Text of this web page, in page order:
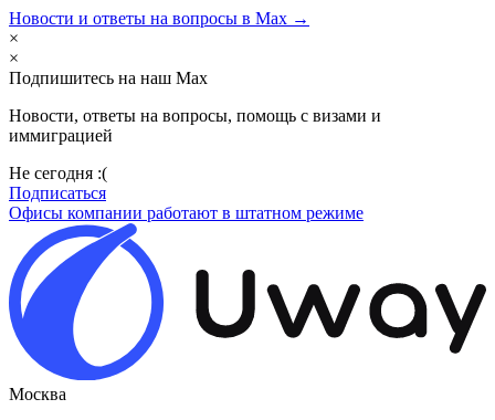
Новости и ответы на вопросы в Max →
×
×
Подпишитесь на наш Max
Новости, ответы на вопросы, помощь с визами и
иммиграцией
Не сегодня :(
Подписаться
Офисы компании работают в штатном режиме
Москва